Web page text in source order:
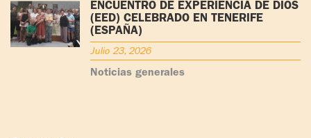
ENCUENTRO DE EXPERIENCIA DE DIOS
(EED) CELEBRADO EN TENERIFE
(ESPAÑA)
Julio 23, 2026
Noticias generales